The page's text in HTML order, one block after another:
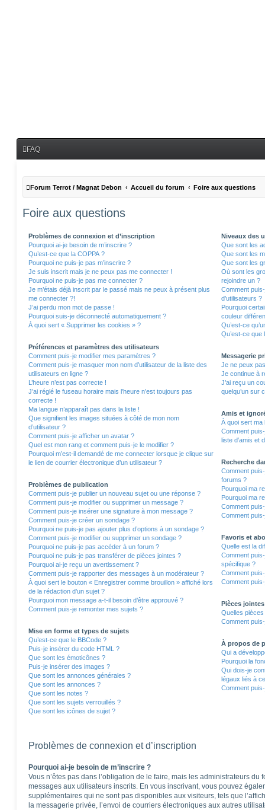
FAQ
Forum Terrot / Magnat Debon Accueil du forum Foire aux questions
Foire aux questions
Problèmes de connexion et d’inscription
Pourquoi ai-je besoin de m’inscrire ?
Qu’est-ce que la COPPA ?
Pourquoi ne puis-je pas m’inscrire ?
Je suis inscrit mais je ne peux pas me connecter !
Pourquoi ne puis-je pas me connecter ?
Je m’étais déjà inscrit par le passé mais ne peux à présent plus
me connecter ?!
J’ai perdu mon mot de passe !
Pourquoi suis-je déconnecté automatiquement ?
À quoi sert « Supprimer les cookies » ?
Préférences et paramètres des utilisateurs
Comment puis-je modifier mes paramètres ?
Comment puis-je masquer mon nom d’utilisateur de la liste des
utilisateurs en ligne ?
L’heure n’est pas correcte !
J’ai réglé le fuseau horaire mais l’heure n’est toujours pas
correcte !
Ma langue n’apparaît pas dans la liste !
Que signifient les images situées à côté de mon nom
d’utilisateur ?
Comment puis-je afficher un avatar ?
Quel est mon rang et comment puis-je le modifier ?
Pourquoi m’est-il demandé de me connecter lorsque je clique sur
le lien de courrier électronique d’un utilisateur ?
Problèmes de publication
Comment puis-je publier un nouveau sujet ou une réponse ?
Comment puis-je modifier ou supprimer un message ?
Comment puis-je insérer une signature à mon message ?
Comment puis-je créer un sondage ?
Pourquoi ne puis-je pas ajouter plus d’options à un sondage ?
Comment puis-je modifier ou supprimer un sondage ?
Pourquoi ne puis-je pas accéder à un forum ?
Pourquoi ne puis-je pas transférer de pièces jointes ?
Pourquoi ai-je reçu un avertissement ?
Comment puis-je rapporter des messages à un modérateur ?
À quoi sert le bouton « Enregistrer comme brouillon » affiché lors
de la rédaction d’un sujet ?
Pourquoi mon message a-t-il besoin d’être approuvé ?
Comment puis-je remonter mes sujets ?
Mise en forme et types de sujets
Qu’est-ce que le BBCode ?
Puis-je insérer du code HTML ?
Que sont les émoticônes ?
Puis-je insérer des images ?
Que sont les annonces générales ?
Que sont les annonces ?
Que sont les notes ?
Que sont les sujets verrouillés ?
Que sont les icônes de sujet ?
Niveaux des
Que sont les
Que sont les
Que sont les
Où sont les
rejoindre un ?
Comment
d’utilisateurs ?
Pourquoi
couleur
Qu’est-ce
Qu’est-ce que
Messagerie
Je ne peux
Je continue à
J’ai reçu un
quelqu’un sur
Amis et
À quoi sert ma
Comment
liste d’amis et
Recherche
Comment
forums ?
Pourquoi ma
Pourquoi ma
Comment
Comment
Favoris et
Quelle est la
Comment
spécifique ?
Comment
Comment
Pièces jointes
Quelles
Comment
À propos de
Qui a
Pourquoi la
Qui dois-je
légaux liés à
Comment
Problèmes de connexion et d’inscription
Pourquoi ai-je besoin de m’inscrire ?
Vous n’êtes pas dans l’obligation de le faire, mais les administrateurs
messages aux utilisateurs inscrits. En vous inscrivant, vous pouvez
supplémentaires qui ne sont pas disponibles aux visiteurs, tels que
la messagerie privée, l’envoi de courriers électroniques aux autres